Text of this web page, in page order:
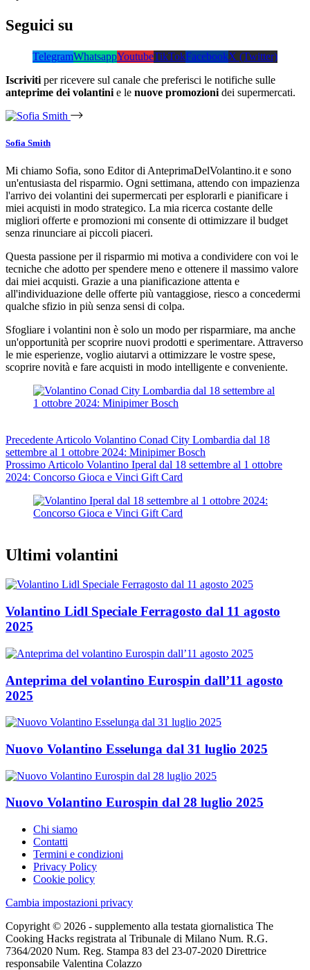
Seguici su
TelegramWhatsappYoutubeTikTokFacebookX (Twitter)
Iscriviti per ricevere sul canale che preferisci le notifiche sulle
anteprime dei volantini e le nuove promozioni dei supermercati.
Sofia Smith
Mi chiamo Sofia, sono Editor di AnteprimaDelVolantino.it e sono
un'entusiasta del risparmio. Ogni settimana, attendo con impazienza
l'arrivo dei volantini dei supermercati per esplorarli e pianificare i
miei acquisti in modo strategico. La mia ricerca costante delle
migliori offerte e promozioni mi consente di ottimizzare il budget
senza rinunciare ai piccoli piaceri.
Questa passione per il risparmio mi motiva a condividere con voi le
tecniche che adotto per spendere meno e ottenere il massimo valore
dai miei acquisti. Grazie a una pianificazione attenta e
all'individuazione delle offerte più vantaggiose, riesco a concedermi
qualche sfizio in più senza sensi di colpa.
Sfogliare i volantini non è solo un modo per risparmiare, ma anche
un'opportunità per scoprire nuovi prodotti e sperimentare. Attraverso
le mie esperienze, voglio aiutarvi a ottimizzare le vostre spese,
scoprire novità e fare acquisti in modo intelligente e conveniente.
Precedente Articolo Volantino Conad City Lombardia dal 18
settembre al 1 ottobre 2024: Minipimer Bosch
Prossimo Articolo Volantino Iperal dal 18 settembre al 1 ottobre
2024: Concorso Gioca e Vinci Gift Card
Ultimi volantini
Volantino Lidl Speciale Ferragosto dal 11 agosto
2025
Anteprima del volantino Eurospin dall’11 agosto
2025
Nuovo Volantino Esselunga dal 31 luglio 2025
Nuovo Volantino Eurospin dal 28 luglio 2025
Chi siamo
Contatti
Termini e condizioni
Privacy Policy
Cookie policy
Cambia impostazioni privacy
Copyright © 2026 - supplemento alla testata giornalistica The
Cooking Hacks registrata al Tribunale di Milano Num. R.G.
7364/2020 Num. Reg. Stampa 83 del 23-07-2020 Direttrice
responsabile Valentina Colazzo